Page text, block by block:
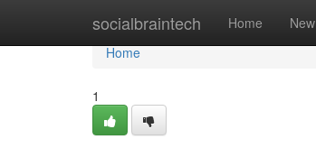
socialbraintech Home New
Home
Home
1